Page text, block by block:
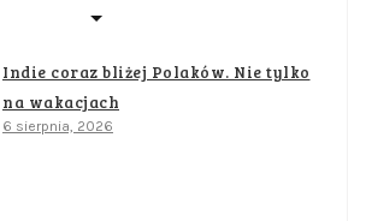
Indie coraz bliżej Polaków. Nie tylko
na wakacjach
6 sierpnia, 2026